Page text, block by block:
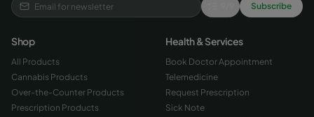
Subscribe
Shop
All Products
Cannabis Products
Over-the-Counter Products
Prescription Products
Health & Services
Book Doctor Appointment
Telemedicine
Request Prescription
Sick Note